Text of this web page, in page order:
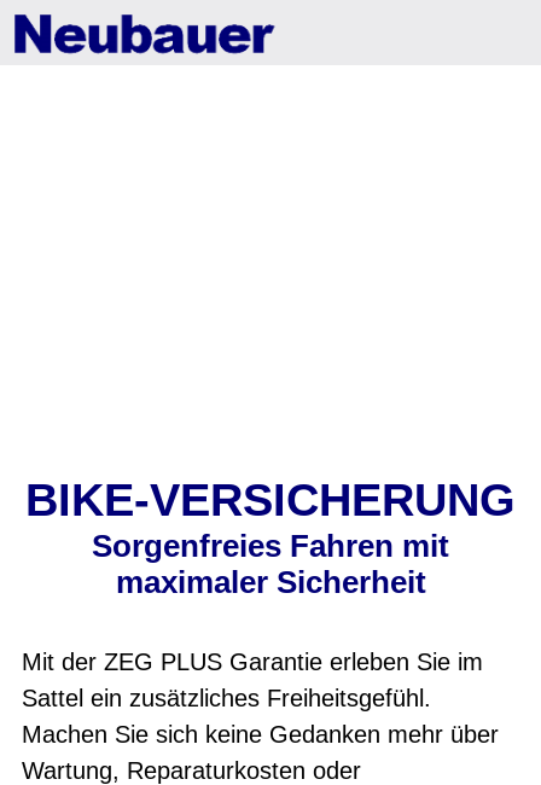
BIKE-VERSICHERUNG
Sorgenfreies Fahren mit
maximaler Sicherheit
Mit der ZEG PLUS Garantie erleben Sie im
Sattel ein zusätzliches Freiheitsgefühl.
Machen Sie sich keine Gedanken mehr über
Wartung, Reparaturkosten oder